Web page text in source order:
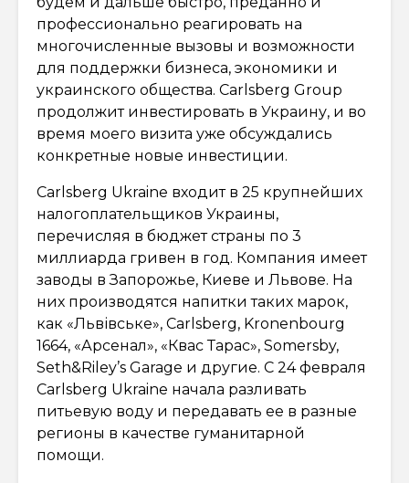
профессионально реагировать на
многочисленные вызовы и возможности
для поддержки бизнеса, экономики и
украинского общества. Carlsberg Group
продолжит инвестировать в Украину, и во
время моего визита уже обсуждались
конкретные новые инвестиции.
Carlsberg Ukraine входит в 25 крупнейших
налогоплательщиков Украины,
перечисляя в бюджет страны по 3
миллиарда гривен в год. Компания имеет
заводы в Запорожье, Киеве и Львове. На
них производятся напитки таких марок,
как «Львівське», Carlsberg, Kronenbourg
1664, «Арсенал», «Квас Тарас», Somersby,
Seth&Riley’s Garage и другие. С 24 февраля
Carlsberg Ukraine начала разливать
питьевую воду и передавать ее в разные
регионы в качестве гуманитарной
помощи.